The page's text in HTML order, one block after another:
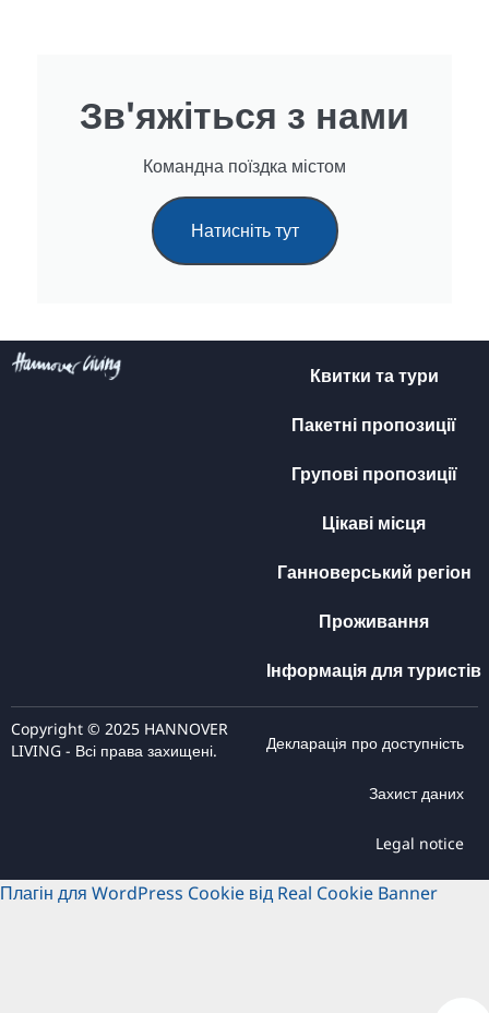
Зв'яжіться з нами
Командна поїздка містом
Натисніть тут
Квитки та тури
Пакетні пропозиції
Групові пропозиції
Цікаві місця
Ганноверський регіон
Проживання
Інформація для туристів
Copyright © 2025 HANNOVER
LIVING - Всі права захищені.
Декларація про доступність
Захист даних
Legal notice
Плагін для WordPress Cookie від Real Cookie Banner